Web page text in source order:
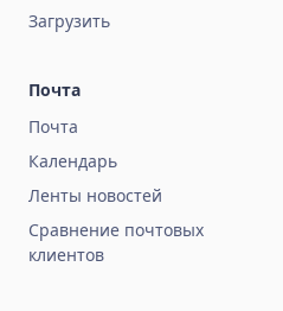
Загрузить
Почта
Почта
Календарь
Ленты новостей
Сравнение почтовых
клиентов